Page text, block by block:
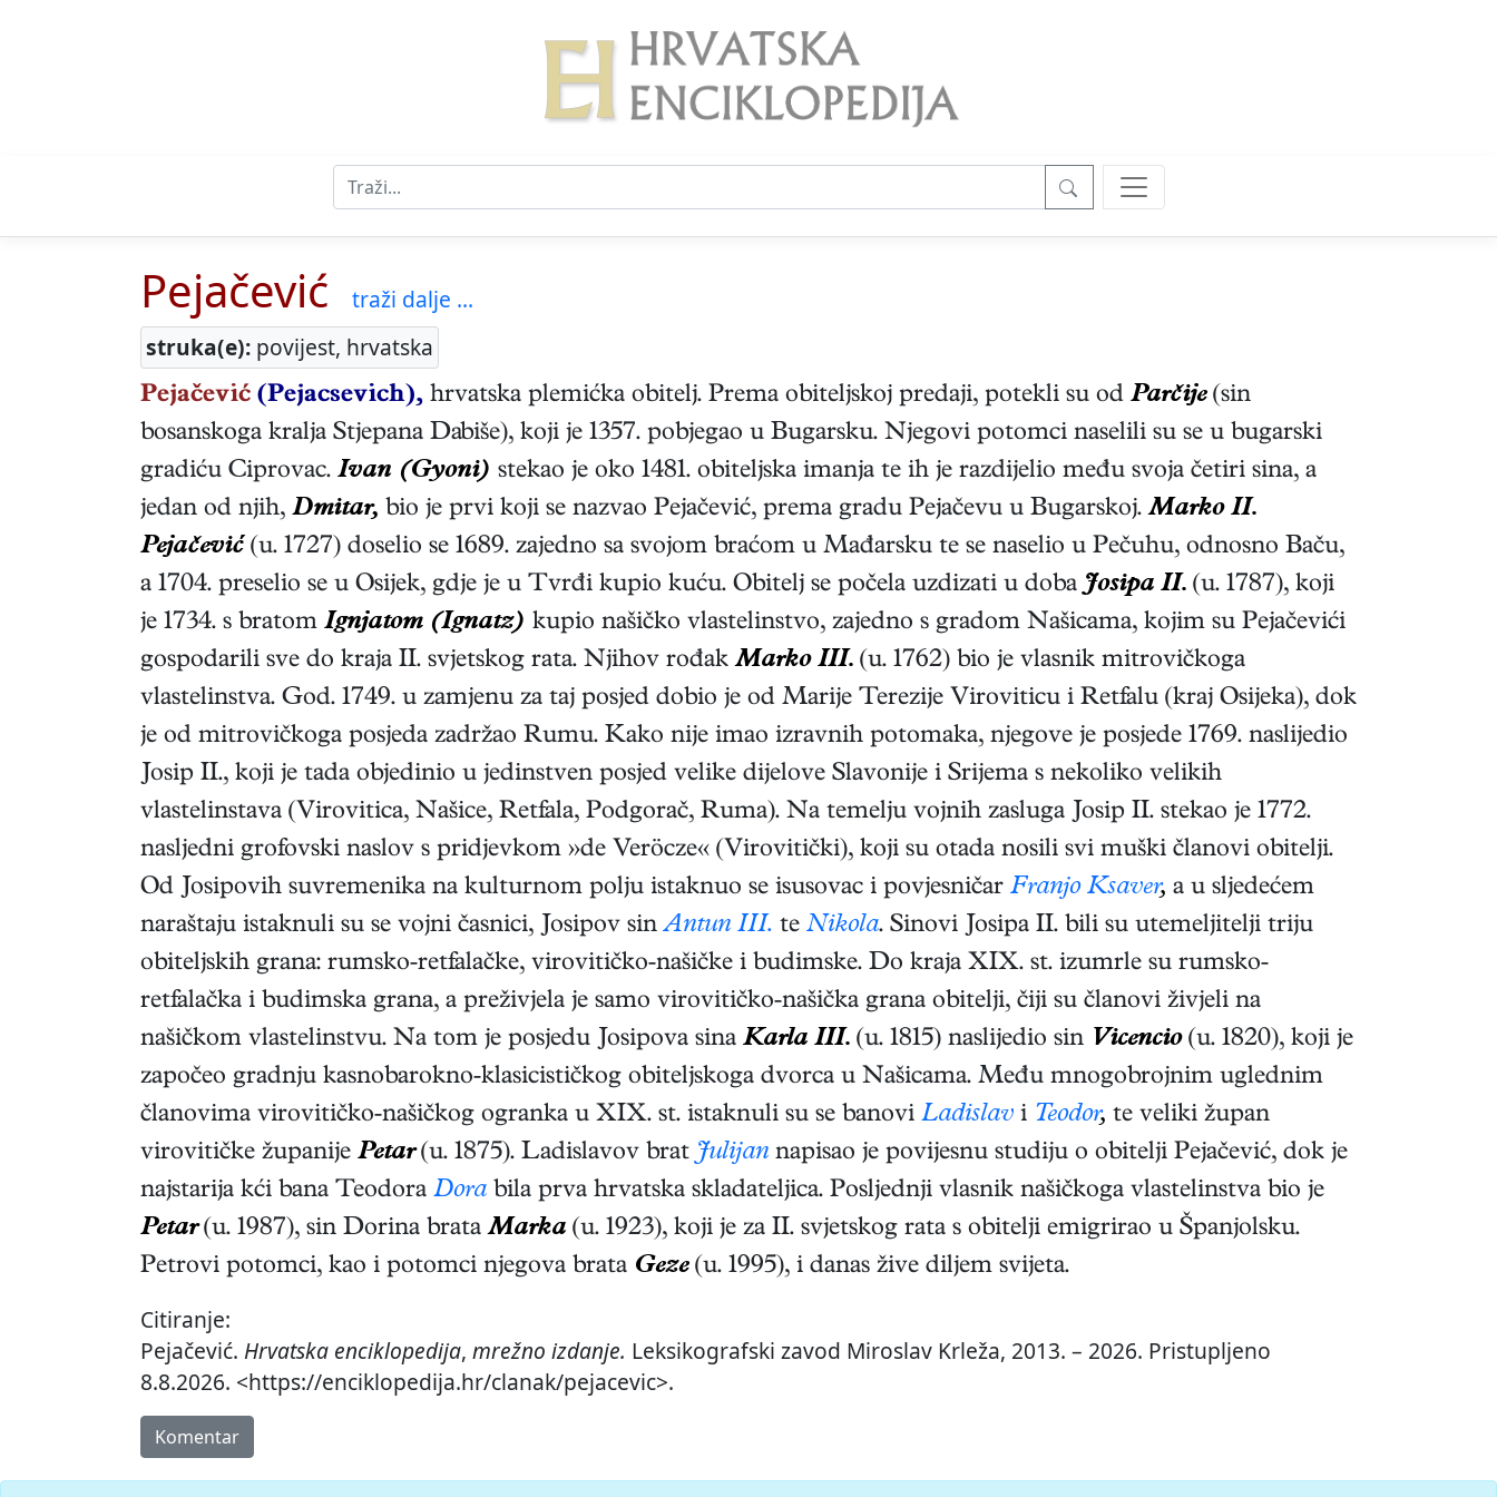
Pejačević
traži dalje ...
struka(e): povijest, hrvatska
Pejačević (Pejacsevich), hrvatska plemićka obitelj. Prema obiteljskoj predaji, potekli su od Parčije(sin
bosanskoga kralja Stjepana Dabiše), koji je 1357. pobjegao u Bugarsku. Njegovi potomci naselili su se u bugarski
gradiću Ciprovac. Ivan (Gyoni) stekao je oko 1481. obiteljska imanja te ih je razdijelio među svoja četiri sina, a
jedan od njih, Dmitar, bio je prvi koji se nazvao Pejačević, prema gradu Pejačevu u Bugarskoj.Marko II.
Pejačević (u. 1727) doselio se 1689. zajedno sa svojom braćom u Mađarsku te se naselio u Pečuhu, odnosno Baču,
a 1704. preselio se u Osijek, gdje je u Tvrđi kupio kuću. Obitelj se počela uzdizati u dobaJosipa II. (u. 1787), koji
je 1734. s bratom Ignjatom (Ignatz) kupio našičko vlastelinstvo, zajedno s gradom Našicama, kojim su Pejačevići
gospodarili sve do kraja II. svjetskog rata. Njihov rođakMarko III. (u. 1762) bio je vlasnik mitrovičkoga
vlastelinstva. God. 1749. u zamjenu za taj posjed dobio je od Marije Terezije Viroviticu i Retfalu (kraj Osijeka), dok
je od mitrovičkoga posjeda zadržao Rumu. Kako nije imao izravnih potomaka, njegove je posjede 1769. naslijedio
Josip II., koji je tada objedinio u jedinstven posjed velike dijelove Slavonije i Srijema s nekoliko velikih
vlastelinstava (Virovitica, Našice, Retfala, Podgorač, Ruma). Na temelju vojnih zasluga Josip II. stekao je 1772.
nasljedni grofovski naslov s pridjevkom »de Veröcze« (Virovitički), koji su otada nosili svi muški članovi obitelji.
Od Josipovih suvremenika na kulturnom polju istaknuo se isusovac i povjesničar Franjo Ksaver, a u sljedećem
naraštaju istaknuli su se vojni časnici, Josipov sinAntun III. te Nikola. Sinovi Josipa II. bili su utemeljitelji triju
obiteljskih grana: rumsko-retfalačke, virovitičko-našičke i budimske. Do kraja XIX. st. izumrle su rumsko-
retfalačka i budimska grana, a preživjela je samo virovitičko-našička grana obitelji, čiji su članovi živjeli na
našičkom vlastelinstvu. Na tom je posjedu Josipova sina Karla III. (u. 1815) naslijedio sin Vicencio(u. 1820), koji je
započeo gradnju kasnobarokno-klasicističkog obiteljskoga dvorca u Našicama. Među mnogobrojnim uglednim
članovima virovitičko-našičkog ogranka u XIX. st. istaknuli su se banovi Ladislav i Teodor, te veliki župan
virovitičke županije Petar(u. 1875). Ladislavov bratJulijan napisao je povijesnu studiju o obitelji Pejačević, dok je
najstarija kći bana Teodora Dora bila prva hrvatska skladateljica. Posljednji vlasnik našičkoga vlastelinstva bio je
Petar(u. 1987), sin Dorina brataMarka (u. 1923), koji je za II. svjetskog rata s obitelji emigrirao u Španjolsku.
Petrovi potomci, kao i potomci njegova brata Geze(u. 1995), i danas žive diljem svijeta.
Citiranje:
Pejačević. Hrvatska enciklopedija, mrežno izdanje. Leksikografski zavod Miroslav Krleža, 2013. – 2026. Pristupljeno
8.8.2026. <https://enciklopedija.hr/clanak/pejacevic>.
Komentar